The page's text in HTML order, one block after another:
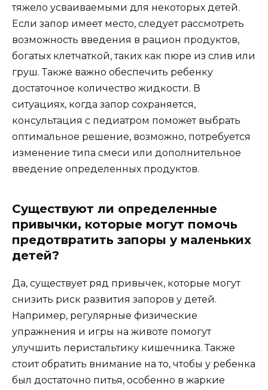
тяжело усваиваемыми для некоторых детей.
Если запор имеет место, следует рассмотреть
возможность введения в рацион продуктов,
богатых клетчаткой, таких как пюре из слив или
груш. Также важно обеспечить ребенку
достаточное количество жидкости. В
ситуациях, когда запор сохраняется,
консультация с педиатром поможет выбрать
оптимальное решение, возможно, потребуется
изменение типа смеси или дополнительное
введение определенных продуктов.
Существуют ли определенные
привычки, которые могут помочь
предотвратить запоры у маленьких
детей?
Да, существует ряд привычек, которые могут
снизить риск развития запоров у детей.
Например, регулярные физические
упражнения и игры на животе помогут
улучшить перистальтику кишечника. Также
стоит обратить внимание на то, чтобы у ребенка
был достаточно питья, особенно в жаркие